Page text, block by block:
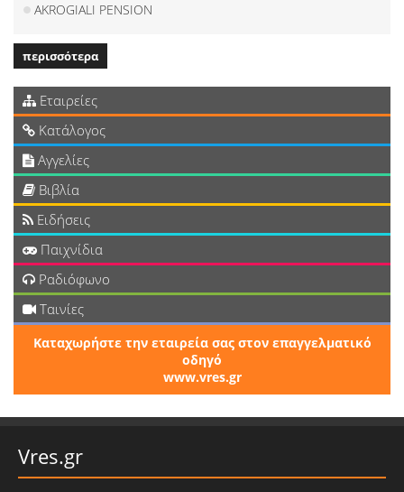
AKROGIALI PENSION
περισσότερα
Εταιρείες
Κατάλογος
Αγγελίες
Βιβλία
Ειδήσεις
Παιχνίδια
Ραδιόφωνο
Ταινίες
Καταχωρήστε την εταιρεία σας στον επαγγελματικό
οδηγό
www.vres.gr
Vres.gr